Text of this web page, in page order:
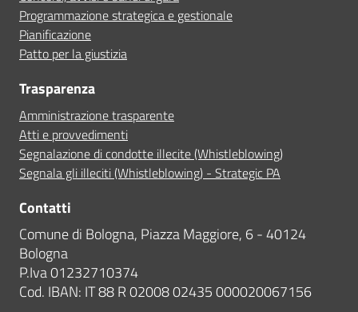
Programmazione strategica e gestionale
Pianificazione
Patto per la giustizia
Trasparenza
Amministrazione trasparente
Atti e provvedimenti
Segnalazione di condotte illecite (Whistleblowing)
Segnala gli illeciti (Whistleblowing) - Strategic PA
Contatti
Comune di Bologna, Piazza Maggiore, 6 - 40124
Bologna
P.Iva 01232710374
Cod. IBAN: IT 88 R 02008 02435 000020067156